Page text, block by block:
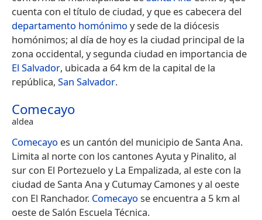
cuenta con el título de ciudad, y que es cabecera del
departamento homónimo y sede de la diócesis
homónimos; al día de hoy es la ciudad principal de la
zona occidental, y segunda ciudad en importancia de
El Salvador, ubicada a 64 km de la capital de la
república, San Salvador.
Comecayo
aldea
Comecayo es un cantón del municipio de Santa Ana.
Limita al norte con los cantones Ayuta y Pinalito, al
sur con El Portezuelo y La Empalizada, al este con la
ciudad de Santa Ana y Cutumay Camones y al oeste
con El Ranchador. Comecayo se encuentra a 5 km al
oeste de Salón Escuela Técnica.